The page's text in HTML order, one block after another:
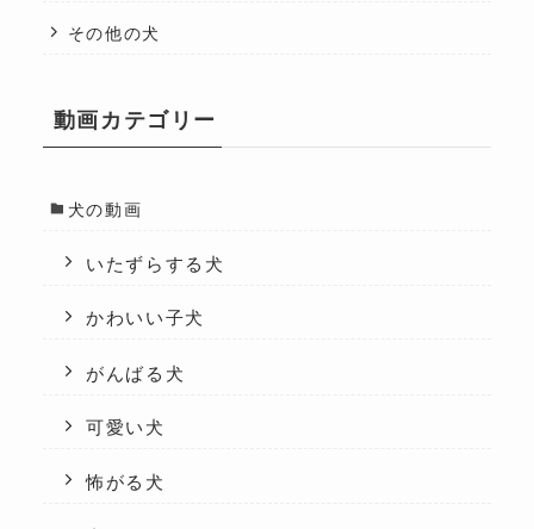
その他の犬
動画カテゴリー
犬の動画
いたずらする犬
かわいい子犬
がんばる犬
可愛い犬
怖がる犬